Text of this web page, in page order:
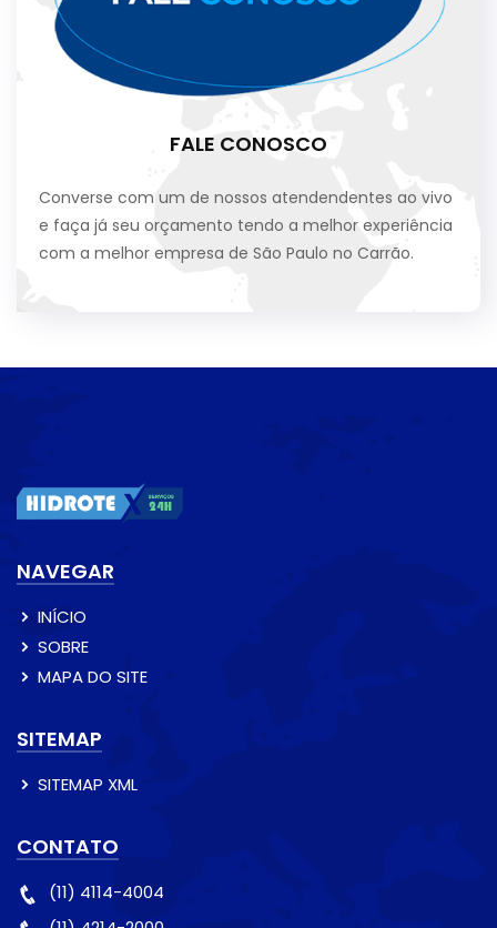
FALE CONOSCO
Converse com um de nossos atendendentes ao vivo
e faça já seu orçamento tendo a melhor experiência
com a melhor empresa de São Paulo no Carrão.
NAVEGAR
INÍCIO
SOBRE
MAPA DO SITE
SITEMAP
SITEMAP XML
CONTATO
(11) 4114-4004